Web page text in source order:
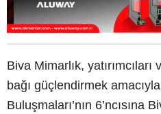
Biva Mimarlık,
bağı güçlendirmek
Buluşmaları’nın 6’ncısına